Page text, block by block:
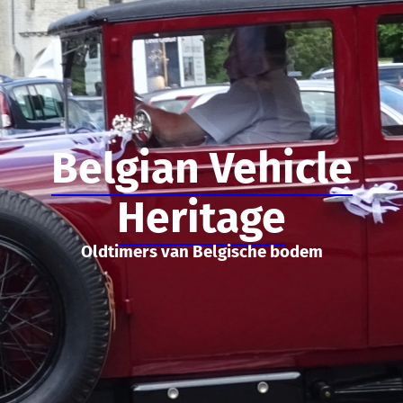
Belgian Vehicle
Heritage
Oldtimers van Belgische bodem